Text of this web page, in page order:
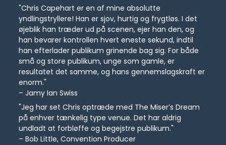
"Chris Capehart er en af mine absolutte
yndlingstryllere! Han er sjov, hurtig og frygtløs. I det
øjeblik han træder ud på scenen, ejer han den, og
han bevarer kontrollen hvert eneste sekund, indtil
han efterlader publikum grinende bag sig. For både
små og store publikum, unge som gamle, er
resultatet det samme, og hans gennemslagskraft er
enorm."
– Jamy Ian Swiss
"Jeg har set Chris optræde med The Miser’s Dream
på enhver tænkelig type venue. Det har aldrig
undladt at forbløffe og begejstre publikum."
– Bob Little, Convention Producer